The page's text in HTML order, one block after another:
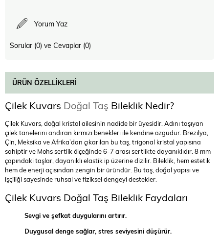
Yorum Yaz
Sorular (0) ve Cevaplar (0)
ÜRÜN ÖZELLIKLERI
Çilek Kuvars Doğal Taş Bileklik Nedir?
Çilek Kuvars, doğal kristal ailesinin nadide bir üyesidir. Adını taşıyan
çilek tanelerini andıran kırmızı benekleri ile kendine özgüdür. Brezilya,
Çin, Meksika ve Afrika’dan çıkarılan bu taş, trigonal kristal yapısına
sahiptir ve Mohs sertlik ölçeğinde 6-7 arası sertlikte dayanıklıdır. 8 mm
çapındaki taşlar, dayanıklı elastik ip üzerine dizilir. Bileklik, hem estetik
hem de enerji açısından zengin bir üründür. Bu taş, doğal yapısı ve
işçiliği sayesinde ruhsal ve fiziksel dengeyi destekler.
Çilek Kuvars Doğal Taş Bileklik Faydaları
Sevgi ve şefkat duygularını artırır.
Duygusal denge sağlar, stres seviyesini düşürür.